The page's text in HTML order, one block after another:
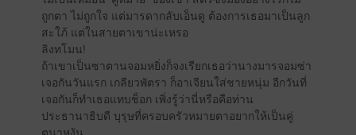
ถูกตา ไม่ถูกใจ แต่มารดากลับเอ็นดู ต้องการเธอมาเป็นลูก
สะใภ้ แต่ในสายตาเขาน่ะเหรอ
ลิงทโมน!
ถ้าเขาเป็นซาตานจอมหยิ่งก็จงเรียกเธอว่านางมารจอมซ่า
เจอกันวันแรก เกลียวพัตรา ก็อาเจียนใส่ชายหนุ่ม อีกวันที่
เจอกันก็ทำเธอแทบช็อก เพิ่งรู้ว่านี่หรือคือท่าน
ประธานาธิบดี บุรุษที่ครอบครัวหมายตาอยากให้เป็นคู่